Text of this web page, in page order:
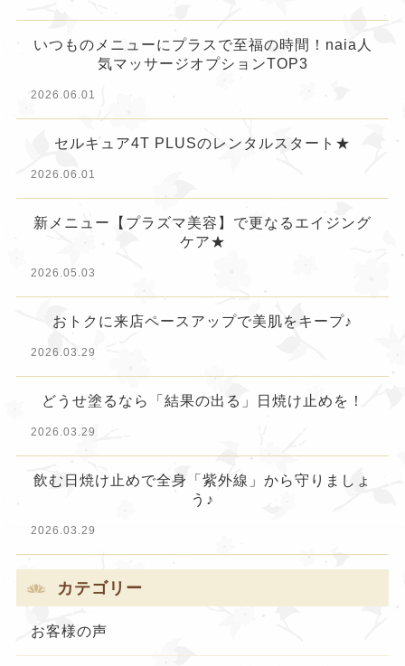
いつものメニューにプラスで至福の時間！naia人
気マッサージオプションTOP3
2026.06.01
セルキュア4T PLUSのレンタルスタート★
2026.06.01
新メニュー【プラズマ美容】で更なるエイジング
ケア★
2026.05.03
おトクに来店ペースアップで美肌をキープ♪
2026.03.29
どうせ塗るなら「結果の出る」日焼け止めを！
2026.03.29
飲む日焼け止めで全身「紫外線」から守りましょ
う♪
2026.03.29
カテゴリー
お客様の声